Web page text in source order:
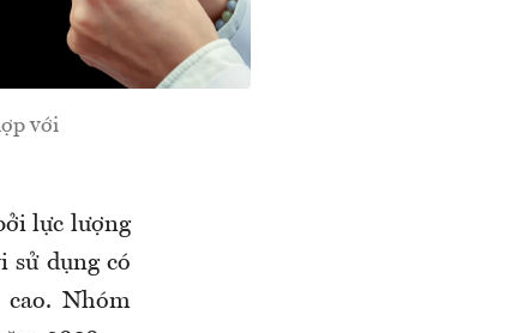
với
lực lượng
sử dụng có
Nhóm